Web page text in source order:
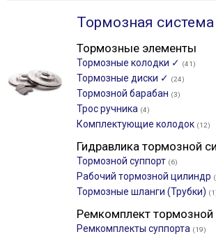
Тормозная система
Тормозные элементы
Тормозные колодки ✓ (41)
Тормозные диски ✓ (24)
Тормозной барабан (3)
Трос ручника (4)
Комплектующие колодок (12)
Гидравлика тормозной
Тормозной суппорт (6)
Рабочий тормозной цилиндр
Тормозные шланги (Трубки)
Ремкомплект
Ремкомплекты суппорта (19)